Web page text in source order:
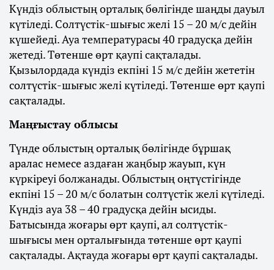
Күндіз облыстың орталық бөлігінде шаңды дауыл
күтіледі. Солтүстік-шығыс желі 15 – 20 м/с дейін
күшейеді. Ауа температурасы 40 градусқа дейін
жетеді. Төтенше өрт қаупі сақталады.
Қызылордада күндіз екпіні 15 м/с дейін жететін
солтүстік-шығыс желі күтіледі. Төтенше өрт қаупі
сақталады.
Маңғыстау облысы
Түнде облыстың орталық бөлігінде бұршақ
аралас немесе аздаған жаңбыр жауып, күн
күркіреуі болжанады. Облыстың оңтүстігінде
екпіні 15 – 20 м/с болатын солтүстік желі күтіледі.
Күндіз ауа 38 – 40 градусқа дейін ысиды.
Батысында жоғары өрт қаупі, ал солтүстік-
шығысы мен орталығында төтенше өрт қаупі
сақталады. Ақтауда жоғары өрт қаупі сақталады.